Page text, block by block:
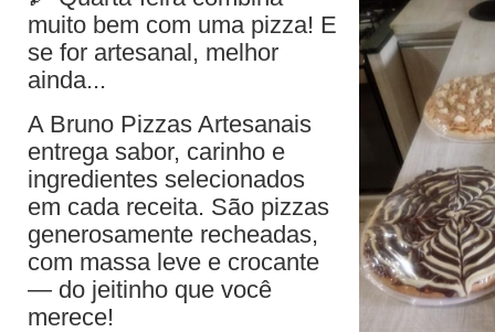
muito bem com uma pizza! E
se for artesanal, melhor
ainda...
A Bruno Pizzas Artesanais
entrega sabor, carinho e
ingredientes selecionados
em cada receita. São pizzas
generosamente recheadas,
com massa leve e crocante
— do jeitinho que você
merece!